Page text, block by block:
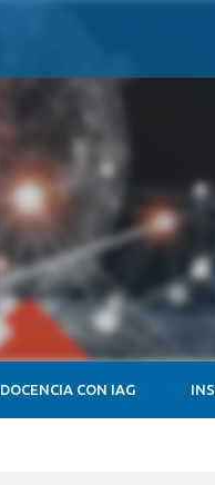
DOCENCIA CON IAG